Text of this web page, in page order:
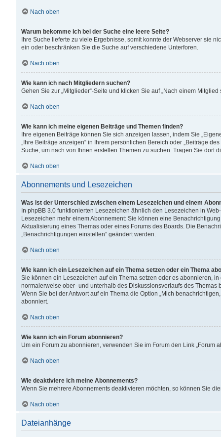
Nach oben
Warum bekomme ich bei der Suche eine leere Seite?
Ihre Suche lieferte zu viele Ergebnisse, somit konnte der Webserver sie
ein oder beschränken Sie die Suche auf verschiedene Unterforen.
Nach oben
Wie kann ich nach Mitgliedern suchen?
Gehen Sie zur „Mitglieder“-Seite und klicken Sie auf „Nach einem Mitglied
Nach oben
Wie kann ich meine eigenen Beiträge und Themen finden?
Ihre eigenen Beiträge können Sie sich anzeigen lassen, indem Sie
„Ihre Beiträge anzeigen“ in Ihrem persönlichen Bereich oder „Beiträge
Suche, um nach von Ihnen erstellen Themen zu suchen. Tragen Sie dort
Nach oben
Abonnements und Lesezeichen
Was ist der Unterschied zwischen einem Lesezeichen und einem
In phpBB 3.0 funktionierten Lesezeichen ähnlich den Lesezeichen in
Lesezeichen mehr einem Abonnement: Sie können eine
Aktualisierung eines Themas oder eines Forums des Boards. Die
„Benachrichtigungen einstellen“ geändert werden.
Nach oben
Wie kann ich ein Lesezeichen auf ein Thema setzen oder ein Thema
Sie können ein Lesezeichen auf ein Thema setzen oder es abonnieren,
normalerweise ober- und unterhalb des Diskussionsverlaufs des Themas
Wenn Sie bei der Antwort auf ein Thema die Option „Mich
abonniert.
Nach oben
Wie kann ich ein Forum abonnieren?
Um ein Forum zu abonnieren, verwenden Sie im Forum den Link „Forum
Nach oben
Wie deaktiviere ich meine Abonnements?
Wenn Sie mehrere Abonnements deaktivieren möchten, so können Sie
Nach oben
Dateianhänge